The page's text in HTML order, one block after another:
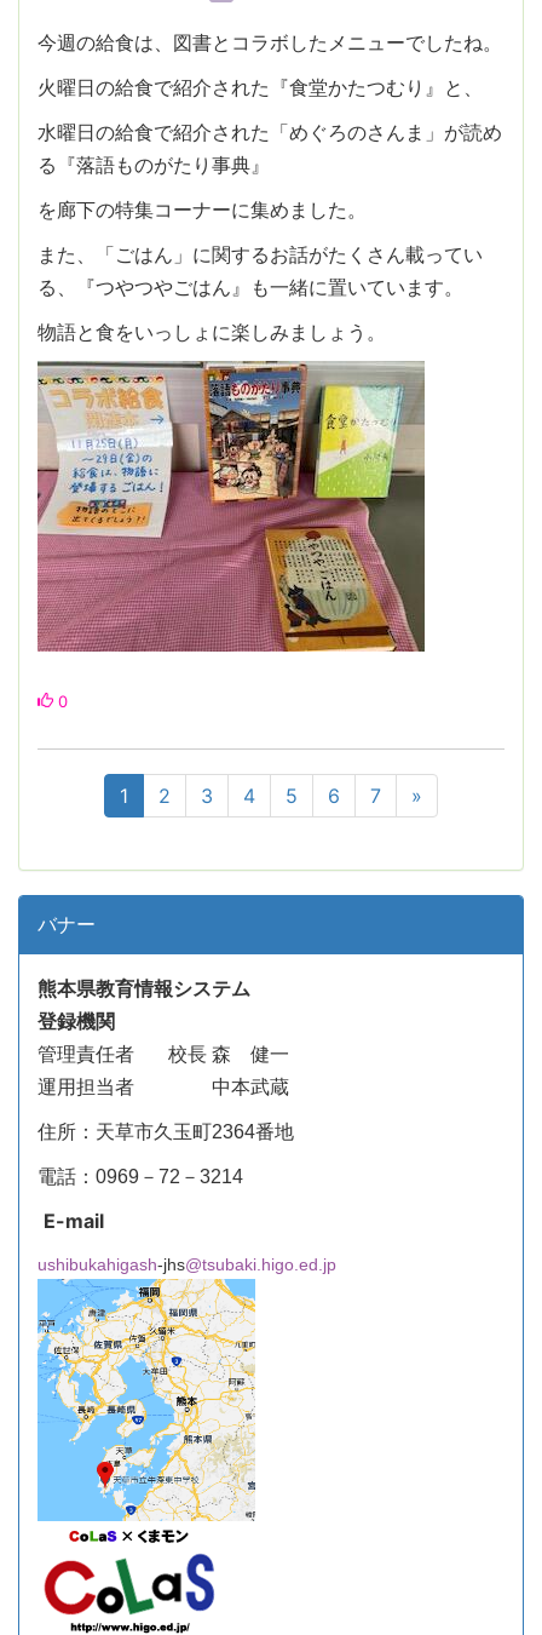
今週の給食は、図書とコラボしたメニューでしたね。
火曜日の給食で紹介された『食堂かたつむり』と、
水曜日の給食で紹介された「めぐろのさんま」が読め
る『落語ものがたり事典』
を廊下の特集コーナーに集めました。
また、「ごはん」に関するお話がたくさん載ってい
る、『つやつやごはん』も一緒に置いています。
物語と食をいっしょに楽しみましょう。
0
1 2 3 4 5 6 7 »
バナー
熊本県教育情報システム
登録機関
管理責任者 校長 森 健一
運用担当者 中本武蔵
住所：天草市久玉町2364番地
電話：0969－72－3214
E-mail
ushibukahigash-jhs@tsubaki.higo.ed.jp